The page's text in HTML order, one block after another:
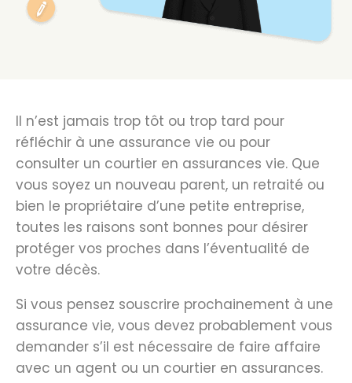
Il n’est jamais trop tôt ou trop tard pour
réfléchir à une assurance vie ou pour
consulter un courtier en assurances vie. Que
vous soyez un nouveau parent, un retraité ou
bien le propriétaire d’une petite entreprise,
toutes les raisons sont bonnes pour désirer
protéger vos proches dans l’éventualité de
votre décès.
Si vous pensez souscrire prochainement à une
assurance vie, vous devez probablement vous
demander s’il est nécessaire de faire affaire
avec un agent ou un courtier en assurances.